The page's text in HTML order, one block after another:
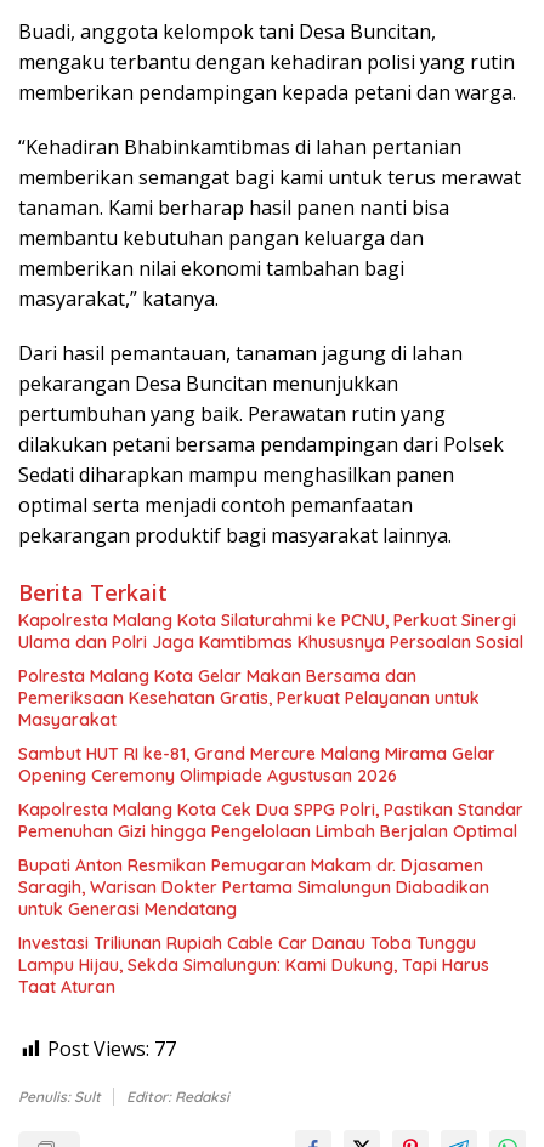
Buadi, anggota kelompok tani Desa Buncitan,
mengaku terbantu dengan kehadiran polisi yang rutin
memberikan pendampingan kepada petani dan warga.
“Kehadiran Bhabinkamtibmas di lahan pertanian
memberikan semangat bagi kami untuk terus merawat
tanaman. Kami berharap hasil panen nanti bisa
membantu kebutuhan pangan keluarga dan
memberikan nilai ekonomi tambahan bagi
masyarakat,” katanya.
Dari hasil pemantauan, tanaman jagung di lahan
pekarangan Desa Buncitan menunjukkan
pertumbuhan yang baik. Perawatan rutin yang
dilakukan petani bersama pendampingan dari Polsek
Sedati diharapkan mampu menghasilkan panen
optimal serta menjadi contoh pemanfaatan
pekarangan produktif bagi masyarakat lainnya.
Berita Terkait
Kapolresta Malang Kota Silaturahmi ke PCNU, Perkuat Sinergi
Ulama dan Polri Jaga Kamtibmas Khususnya Persoalan Sosial
Polresta Malang Kota Gelar Makan Bersama dan
Pemeriksaan Kesehatan Gratis, Perkuat Pelayanan untuk
Masyarakat
Sambut HUT RI ke-81, Grand Mercure Malang Mirama Gelar
Opening Ceremony Olimpiade Agustusan 2026
Kapolresta Malang Kota Cek Dua SPPG Polri, Pastikan Standar
Pemenuhan Gizi hingga Pengelolaan Limbah Berjalan Optimal
Bupati Anton Resmikan Pemugaran Makam dr. Djasamen
Saragih, Warisan Dokter Pertama Simalungun Diabadikan
untuk Generasi Mendatang
Investasi Triliunan Rupiah Cable Car Danau Toba Tunggu
Lampu Hijau, Sekda Simalungun: Kami Dukung, Tapi Harus
Taat Aturan
Post Views: 77
Penulis: Sult Editor: Redaksi